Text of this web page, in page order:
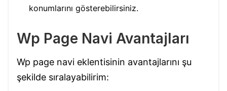
konumlarını gösterebilirsiniz.
Wp Page Navi Avantajları
Wp page navi eklentisinin avantajlarını şu
şekilde sıralayabilirim: